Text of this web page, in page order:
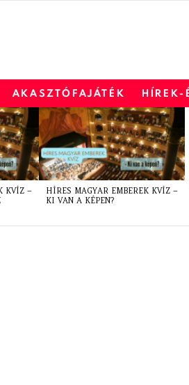
AKASZTÓFAJÁTÉK HÍREK-
KVÍZ –
HÍRES MAGYAR EMBEREK KVÍZ –
KI VAN A KÉPEN?